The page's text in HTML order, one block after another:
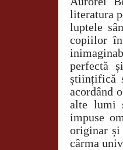
literatura
luptele
copiilor
perfectă
științifică
acordând
alte lumi
impuse
originar și
cârma